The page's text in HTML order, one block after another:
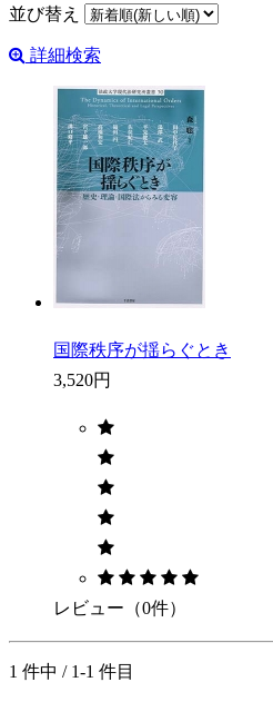
並び替え
詳細検索
国際秩序が揺らぐとき
3,520円
レビュー（0件）
1 件中 / 1-1 件目